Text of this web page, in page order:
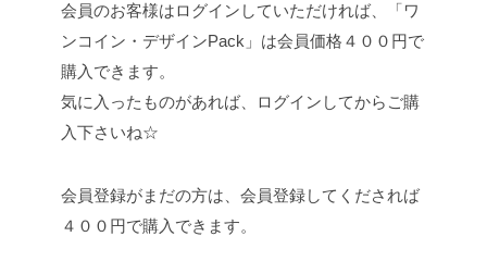
会員のお客様はログインしていただければ、「ワ
ンコイン・デザインPack」は会員価格４００円で
購入できます。
気に入ったものがあれば、ログインしてからご購
入下さいね☆
会員登録がまだの方は、会員登録してくだされば
４００円で購入できます。